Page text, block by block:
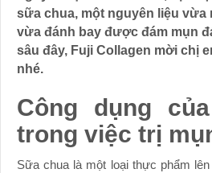
sữa chua, một nguyên liệu vừa
vừa đánh bay được đám mụn
sâu đây, Fuji Collagen mời chị
nhé.
Công dụng
trong việc trị
Sữa chua là một loại thực phẩm